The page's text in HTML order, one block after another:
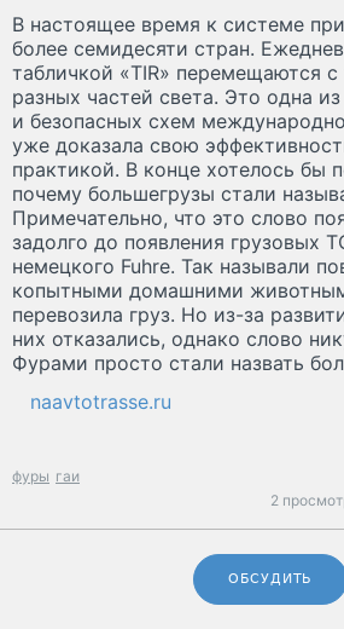
В настоящее время к системе
более семидесяти стран.
табличкой «TIR» перемещаются
разных частей света. Это одна
и безопасных схем
уже доказала свою
практикой. В конце хотелось бы
почему большегрузы стали
Примечательно, что это слово
задолго до появления грузовых
немецкого Fuhre. Так называли
копытными домашними
перевозила груз. Но из-за
них отказались, однако слово
Фурами просто стали назвать
naavtotrasse.ru
фуры гаи
2
ОБСУДИТЬ